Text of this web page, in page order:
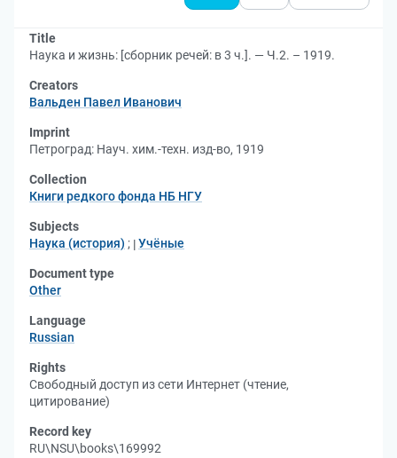
Title
Наука и жизнь: [сборник речей: в 3 ч.]. — Ч.2. – 1919.
Creators
Вальден Павел Иванович
Imprint
Петроград: Науч. хим.-техн. изд-во, 1919
Collection
Книги редкого фонда НБ НГУ
Subjects
Наука (история) ; Учёные
Document type
Other
Language
Russian
Rights
Свободный доступ из сети Интернет (чтение,
цитирование)
Record key
RU\NSU\books\169992